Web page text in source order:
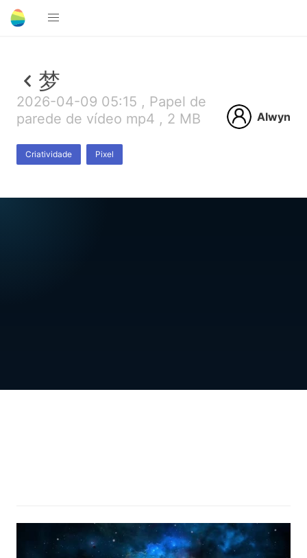
梦
2026-04-09 05:15 , Papel de
parede de vídeo mp4 , 2 MB
Criatividade Pixel
Alwyn